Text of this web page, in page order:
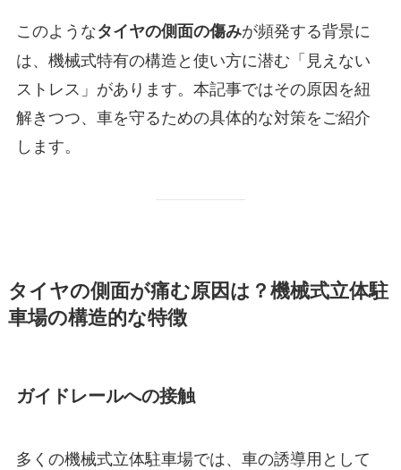
このようなタイヤの側面の傷みが頻発する背景に
は、機械式特有の構造と使い方に潜む「見えない
ストレス」があります。本記事ではその原因を紐
解きつつ、車を守るための具体的な対策をご紹介
します。
タイヤの側面が痛む原因は？機械式立体駐
車場の構造的な特徴
ガイドレールへの接触
多くの機械式立体駐車場では、車の誘導用として